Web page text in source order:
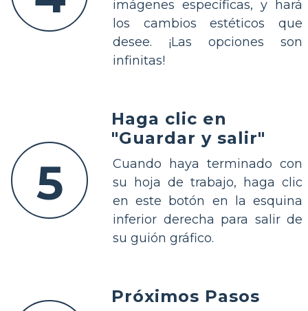
imágenes específicas, y hará
los cambios estéticos que
desee. ¡Las opciones son
infinitas!
5
Haga clic en
"Guardar y salir"
Cuando haya terminado con
su hoja de trabajo, haga clic
en este botón en la esquina
inferior derecha para salir de
su guión gráfico.
Próximos Pasos